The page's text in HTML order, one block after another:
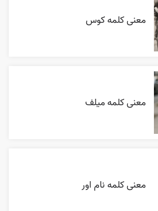
معنی کلمه کوس
معنی کلمه میلف
معنی کلمه نام اور